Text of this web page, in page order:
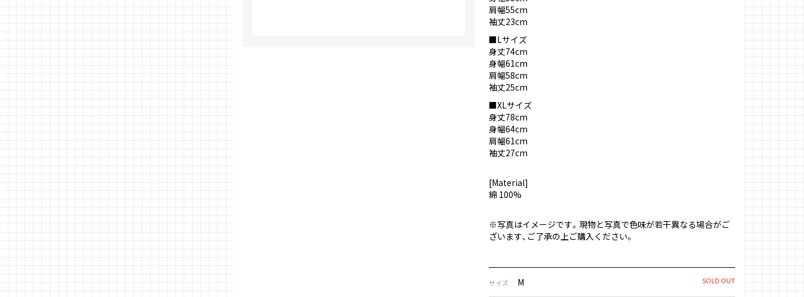
肩幅55cm
袖丈23cm
■Lサイズ
身丈74cm
身幅61cm
肩幅58cm
袖丈25cm
■XLサイズ
身丈78cm
身幅64cm
肩幅61cm
袖丈27cm
[Material]
綿 100%
※写真はイメージです。現物と写真で色味が若干異なる場合がご
ざいます、ご了承の上ご購入ください。
サイズ M SOLD OUT